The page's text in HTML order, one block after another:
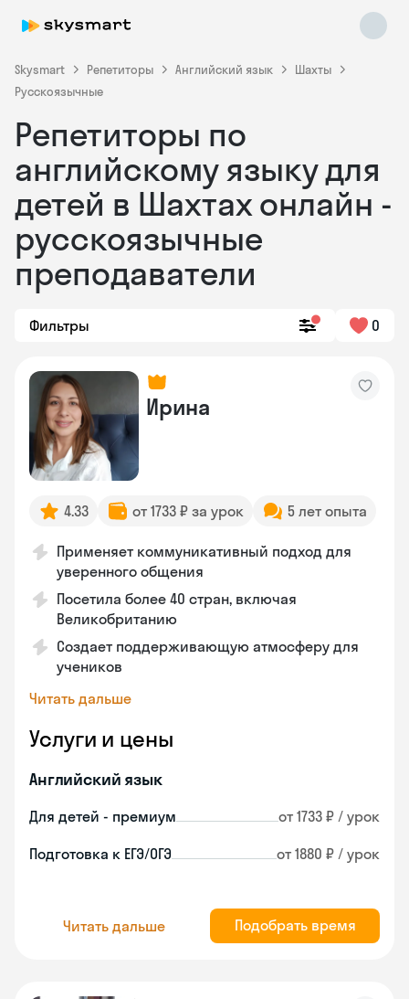
Skysmart Репетиторы Английский язык
Шахты
Русскоязычные
Репетиторы по
английскому языку для
детей в Шахтах онлайн -
русскоязычные
преподаватели
Фильтры 0
Ирина
4.33 от 1733 ₽ за урок 5 лет опыта
Применяет коммуникативный подход для
уверенного общения
Посетила более 40 стран, включая
Великобританию
Создает поддерживающую атмосферу для
учеников
Читать дальше
Услуги и цены
Английский язык
Для детей - премиум от 1733 ₽ / урок
Подготовка к ЕГЭ/ОГЭ от 1880 ₽ / урок
Читать дальше Подобрать время
Skysmart Chat